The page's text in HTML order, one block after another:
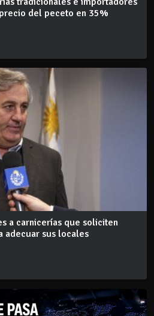
del peceto en 35%
a carnicerías que soliciten
adecuar sus locales